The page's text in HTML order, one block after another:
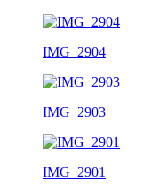
IMG_2904
IMG_2903
IMG_2901